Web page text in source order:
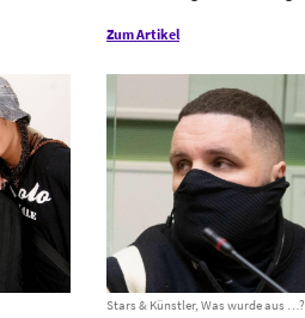
Zum Artikel
Stars & Künstler, Was wurde aus …?